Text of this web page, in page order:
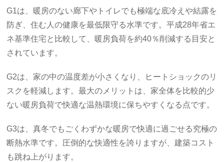
G1は、暖房のない廊下やトイレでも極端な底冷えや結露を
防ぎ、住む人の健康を最低限守る水準です。平成28年省エ
ネ基準住宅と比較して、暖房負荷を約40％削減する目安と
されています。
G2は、家の中の温度差が小さくなり、ヒートショックのリ
スクを軽減します。最大のメリットは、家全体を比較的少
ない暖房負荷で快適な温熱環境に保ちやすくなる点です。
G3は、真冬でもごくわずかな暖房で快適に過ごせる究極の
断熱水準です。圧倒的な快適性を誇りますが、建築コスト
も跳ね上がります。